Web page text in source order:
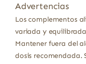
Advertencias
Los complementos
variada y
Mantener fuera del
dosis recomendada.